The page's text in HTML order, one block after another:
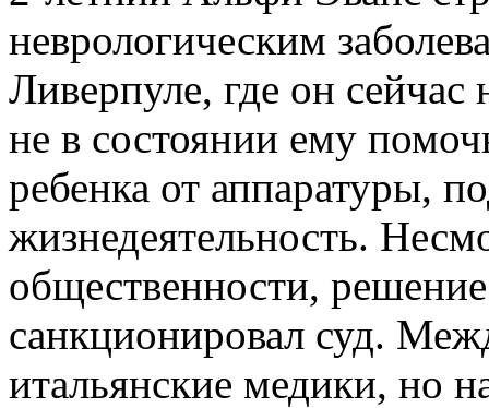
неврологическим
Ливерпуле, где он сейчас
не в состоянии ему
ребенка от аппаратуры,
жизнедеятельность.
общественности,
санкционировал суд.
итальянские медики, но